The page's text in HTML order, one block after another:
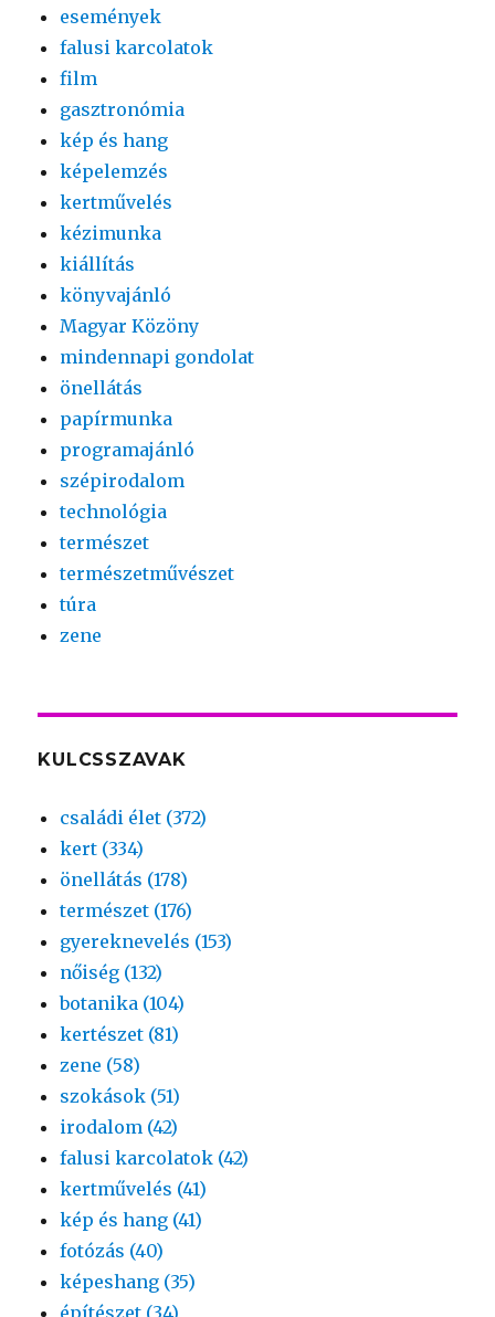
események
falusi karcolatok
film
gasztronómia
kép és hang
képelemzés
kertművelés
kézimunka
kiállítás
könyvajánló
Magyar Közöny
mindennapi gondolat
önellátás
papírmunka
programajánló
szépirodalom
technológia
természet
természetművészet
túra
zene
KULCSSZAVAK
családi élet (372)
kert (334)
önellátás (178)
természet (176)
gyereknevelés (153)
nőiség (132)
botanika (104)
kertészet (81)
zene (58)
szokások (51)
irodalom (42)
falusi karcolatok (42)
kertművelés (41)
kép és hang (41)
fotózás (40)
képeshang (35)
építészet (34)